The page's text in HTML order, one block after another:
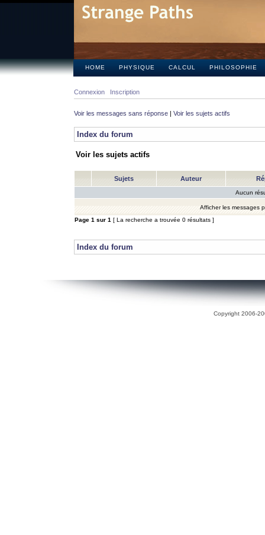
HOME PHYSIQUE CALCUL PHILOSOPHIE
Connexion Inscription
Voir les messages sans réponse | Voir les sujets actifs
Index du forum
Voir les sujets actifs
Sujets Auteur
Aucun
Afficher les messages
Page 1 sur 1 [ La recherche a trouvée 0 résultats ]
Index du forum
Copyright 2006-